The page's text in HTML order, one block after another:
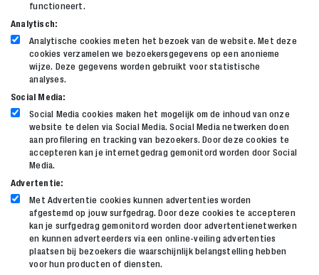
functioneert.
Analytisch:
Analytische cookies meten het bezoek van de website. Met deze
cookies verzamelen we bezoekersgegevens op een anonieme
wijze. Deze gegevens worden gebruikt voor statistische
analyses.
Social Media:
Social Media cookies maken het mogelijk om de inhoud van onze
website te delen via Social Media. Social Media netwerken doen
aan profilering en tracking van bezoekers. Door deze cookies te
accepteren kan je internetgedrag gemonitord worden door Social
Media.
Advertentie:
Met Advertentie cookies kunnen advertenties worden
afgestemd op jouw surfgedrag. Door deze cookies te accepteren
kan je surfgedrag gemonitord worden door advertentienetwerken
en kunnen adverteerders via een online-veiling advertenties
plaatsen bij bezoekers die waarschijnlijk belangstelling hebben
voor hun producten of diensten.